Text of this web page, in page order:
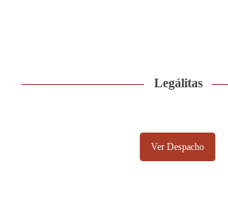
Legálitas
Ver Despacho